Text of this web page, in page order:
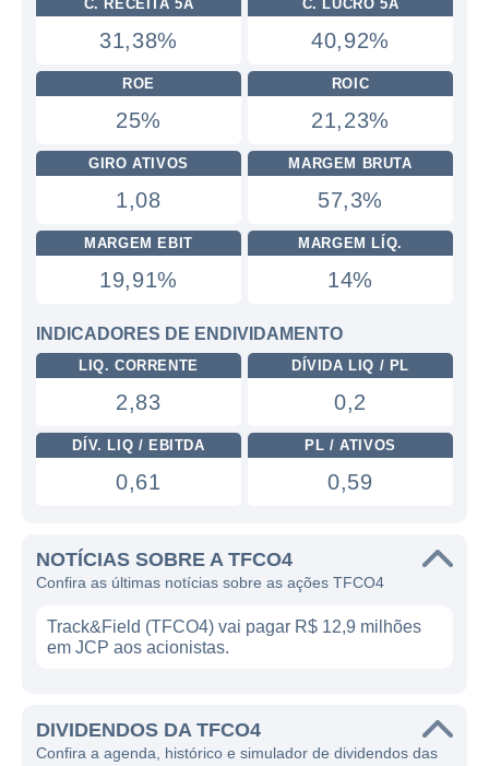
C. RECEITA 5A
31,38%
C. LUCRO 5A
40,92%
ROE
25%
ROIC
21,23%
GIRO ATIVOS
1,08
MARGEM BRUTA
57,3%
MARGEM EBIT
19,91%
MARGEM LÍQ.
14%
INDICADORES DE ENDIVIDAMENTO
LIQ. CORRENTE
2,83
DÍVIDA LIQ / PL
0,2
DÍV. LIQ / EBITDA
0,61
PL / ATIVOS
0,59
NOTÍCIAS SOBRE A TFCO4
Confira as últimas notícias sobre as ações TFCO4
Track&Field (TFCO4) vai pagar R$ 12,9 milhões
em JCP aos acionistas.
DIVIDENDOS DA TFCO4
Confira a agenda, histórico e simulador de dividendos das